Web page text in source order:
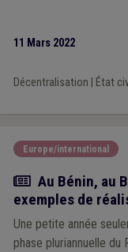
11 Mars 2022
Décentralisation État
Europe/international
Article
Au Bénin, au
exemples de
Une petite année
phase pluriannuelle